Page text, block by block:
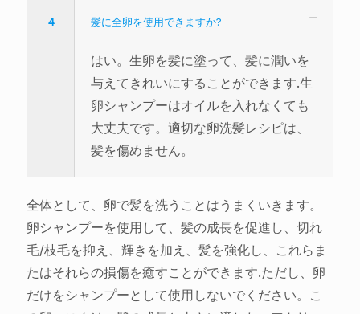
4 髪に全卵を使用できますか?
はい。生卵を髪に塗って、髪に潤いを
与えてきれいにすることができます.生
卵シャンプーはオイルを入れなくても
大丈夫です。適切な卵洗髪レシピは、
髪を傷めません。
全体として、卵で髪を洗うことはうまくいきます。
卵シャンプーを使用して、髪の成長を促進し、切れ
毛/枝毛を抑え、輝きを加え、髪を強化し、これらま
たはそれらの損傷を癒すことができます.ただし、卵
だけをシャンプーとして使用しないでください。こ